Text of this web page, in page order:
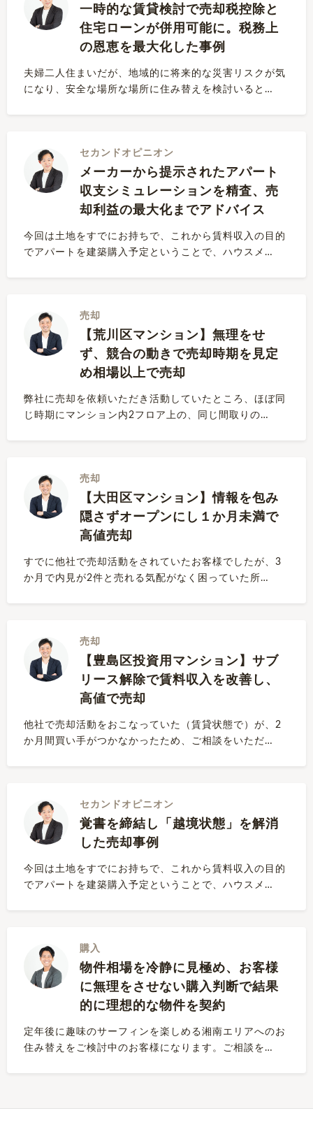
一時的な賃貸検討で売却税控除と
住宅ローンが併用可能に。税務上
の恩恵を最大化した事例
夫婦二人住まいだが、地域的に将来的な災害リスクが気
になり、安全な場所な場所に住み替えを検討いると…
セカンドオピニオン
メーカーから提示されたアパート
収支シミュレーションを精査、売
却利益の最大化までアドバイス
今回は土地をすでにお持ちで、これから賃料収入の目的
でアパートを建築購入予定ということで、ハウスメ…
売却
【荒川区マンション】無理をせ
ず、競合の動きで売却時期を見定
め相場以上で売却
弊社に売却を依頼いただき活動していたところ、ほぼ同
じ時期にマンション内2フロア上の、同じ間取りの…
売却
【大田区マンション】情報を包み
隠さずオープンにし１か月未満で
高値売却
すでに他社で売却活動をされていたお客様でしたが、3
か月で内見が2件と売れる気配がなく困っていた所…
売却
【豊島区投資用マンション】サブ
リース解除で賃料収入を改善し、
高値で売却
他社で売却活動をおこなっていた（賃貸状態で）が、2
か月間買い手がつかなかったため、ご相談をいただ…
セカンドオピニオン
覚書を締結し「越境状態」を解消
した売却事例
今回は土地をすでにお持ちで、これから賃料収入の目的
でアパートを建築購入予定ということで、ハウスメ…
購入
物件相場を冷静に見極め、お客様
に無理をさせない購入判断で結果
的に理想的な物件を契約
定年後に趣味のサーフィンを楽しめる湘南エリアへのお
住み替えをご検討中のお客様になります。ご相談を…